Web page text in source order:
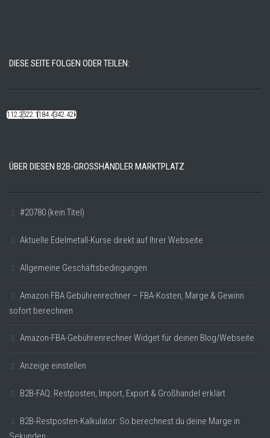
DIESE SEITE FOLGEN ODER TEILEN:
112.22k522.14k184.48k342.42k
ÜBER DIESEN B2B-GROSSHÄNDLER MARKTPLATZ
#20780 (kein Titel)
Aktuelle Edelmetall-Kurse direkt auf Ihrer Webseite
Allgemeine Geschäftsbedingungen
Amazon FBA Gebührenrechner – FBA-Kosten, Marge & Gewinn
sofort berechnen
Amazon-FBA-Gebührenrechner Widget für deinen Blog/Webseite
Anzeige einstellen
B2B-FAQ: Restposten, Import, Export & Großhandel erklärt
B2B-Restposten-Kalkulator: So berechnest du deine Marge in